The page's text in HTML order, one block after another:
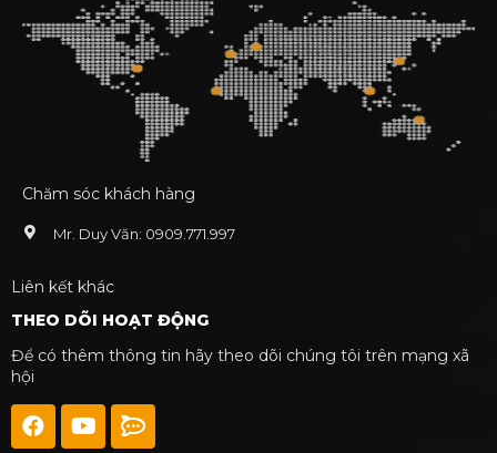
Chăm sóc khách hàng
Mr. Duy Văn: 0909.771.997
Liên kết khác
THEO DÕI HOẠT ĐỘNG
Để có thêm thông tin hãy theo dõi chúng tôi trên mạng xã
hội